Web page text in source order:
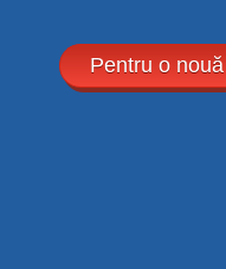
Pentru o